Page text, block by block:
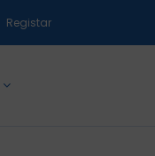
Registar